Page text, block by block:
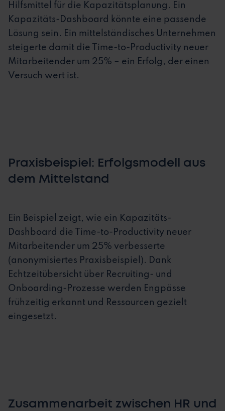
Hilfsmittel für die Kapazitätsplanung. Ein
Kapazitäts-Dashboard könnte eine passende
Lösung sein. Ein mittelständisches Unternehmen
steigerte damit die Time-to-Productivity neuer
Mitarbeitender um 25% – ein Erfolg, der einen
Versuch wert ist.
Praxisbeispiel: Erfolgsmodell aus
dem Mittelstand
Ein Beispiel zeigt, wie ein Kapazitäts-
Dashboard die Time-to-Productivity neuer
Mitarbeitender um 25% verbesserte
(anonymisiertes Praxisbeispiel). Dank
Echtzeitübersicht über Recruiting- und
Onboarding-Prozesse werden Engpässe
frühzeitig erkannt und Ressourcen gezielt
eingesetzt.
Zusammenarbeit zwischen HR und